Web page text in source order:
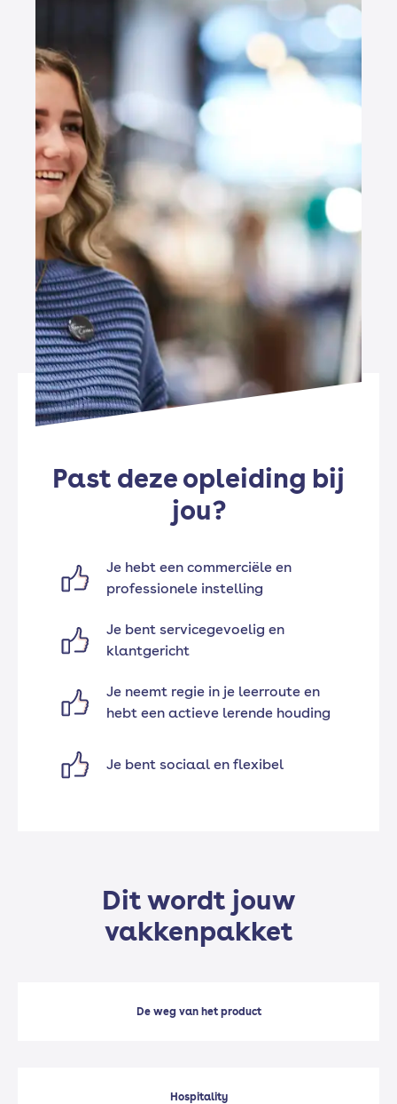
Past deze opleiding bij
jou?
Je hebt een commerciële en
professionele instelling
Je bent servicegevoelig en
klantgericht
Je neemt regie in je leerroute en
hebt een actieve lerende houding
Je bent sociaal en flexibel
Dit wordt jouw
vakkenpakket
De weg van het product
Hospitality